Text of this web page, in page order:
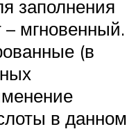
заполнения
мгновенный.
(в
в данном